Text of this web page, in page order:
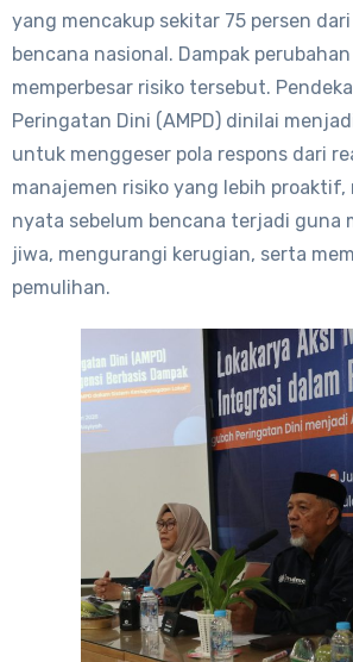
yang mencakup sekitar 75 persen
bencana nasional. Dampak
memperbesar risiko tersebut.
Peringatan Dini (AMPD) dinilai
untuk menggeser pola respons dari
manajemen risiko yang lebih
nyata sebelum bencana terjadi guna
jiwa, mengurangi kerugian, serta
pemulihan.